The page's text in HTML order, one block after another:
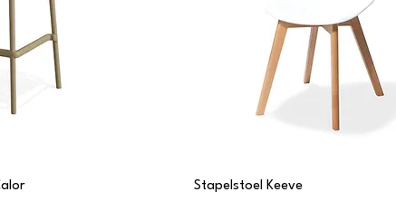
Stapelstoel Keeve